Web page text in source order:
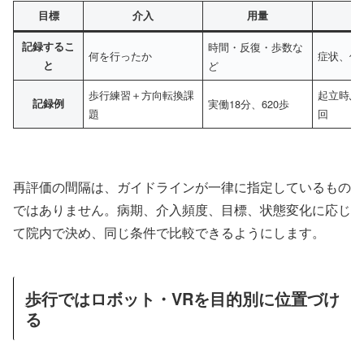
目標 介入 用量
記録するこ
と
何を行ったか
時間・反復・歩数な
ど
症状、休
記録例
歩行練習＋方向転換課
題
実働18分、620歩
起立時ふ
回
再評価の間隔は、ガイドラインが一律に指定しているもの
ではありません。病期、介入頻度、目標、状態変化に応じ
て院内で決め、同じ条件で比較できるようにします。
歩行ではロボット・VRを目的別に位置づけ
る